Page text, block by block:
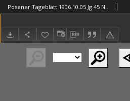
Posener Tageblatt 1906.10.05 Jg.45 Nr466